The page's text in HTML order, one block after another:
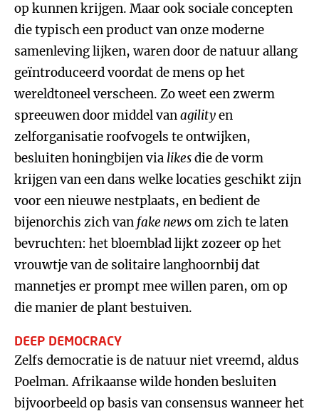
op kunnen krijgen. Maar ook sociale concepten
die typisch een product van onze moderne
samenleving lijken, waren door de natuur allang
geïntroduceerd voordat de mens op het
wereldtoneel verscheen. Zo weet een zwerm
spreeuwen door middel vanagilityen
zelforganisatie roofvogels te ontwijken,
besluiten honingbijen via likesdie de vorm
krijgen van een dans welke locaties geschikt zijn
voor een nieuwe nestplaats, en bedient de
bijenorchis zich van fake newsom zich te laten
bevruchten: het bloemblad lijkt zozeer op het
vrouwtje van de solitaire langhoornbij dat
mannetjes er prompt mee willen paren, om op
die manier de plant bestuiven.
DEEP DEMOCRACY
Zelfs democratie is de natuur niet vreemd, aldus
Poelman. Afrikaanse wilde honden besluiten
bijvoorbeeld op basis van consensus wanneer het